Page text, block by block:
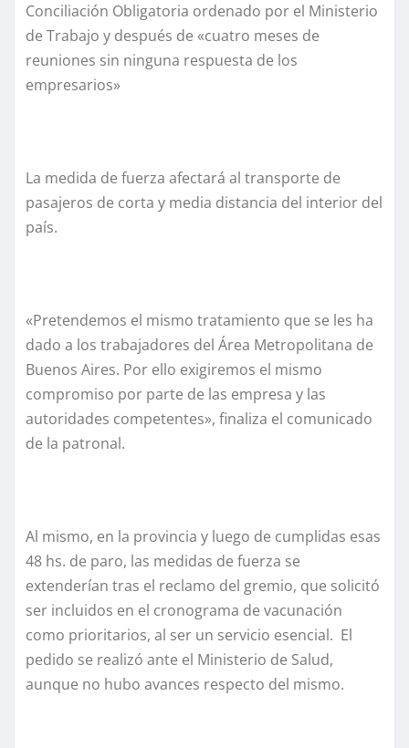
Conciliación Obligatoria ordenado por el Ministerio
de Trabajo y después de «cuatro meses de
reuniones sin ninguna respuesta de los
empresarios»
La medida de fuerza afectará al transporte de
pasajeros de corta y media distancia del interior del
país.
«Pretendemos el mismo tratamiento que se les ha
dado a los trabajadores del Área Metropolitana de
Buenos Aires. Por ello exigiremos el mismo
compromiso por parte de las empresa y las
autoridades competentes», finaliza el comunicado
de la patronal.
Al mismo, en la provincia y luego de cumplidas esas
48 hs. de paro, las medidas de fuerza se
extenderían tras el reclamo del gremio, que solicitó
ser incluidos en el cronograma de vacunación
como prioritarios, al ser un servicio esencial. El
pedido se realizó ante el Ministerio de Salud,
aunque no hubo avances respecto del mismo.